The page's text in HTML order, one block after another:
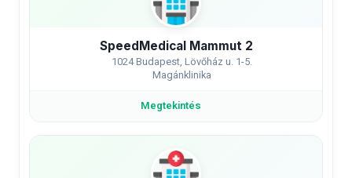
SpeedMedical Mammut 2
1024 Budapest, Lövőház u. 1-5.
Magánklinika
Megtekintés